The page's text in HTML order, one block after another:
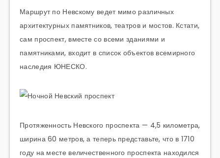
Маршрут по Невскому ведет мимо различных
архитектурных памятников, театров и мостов. Кстати,
сам проспект, вместе со всеми зданиями и
памятниками, входит в список объектов всемирного
наследия ЮНЕСКО.
Протяженность Невского проспекта — 4,5 километра,
ширина 60 метров, а теперь представьте, что в 1710
году на месте величественного проспекта находился